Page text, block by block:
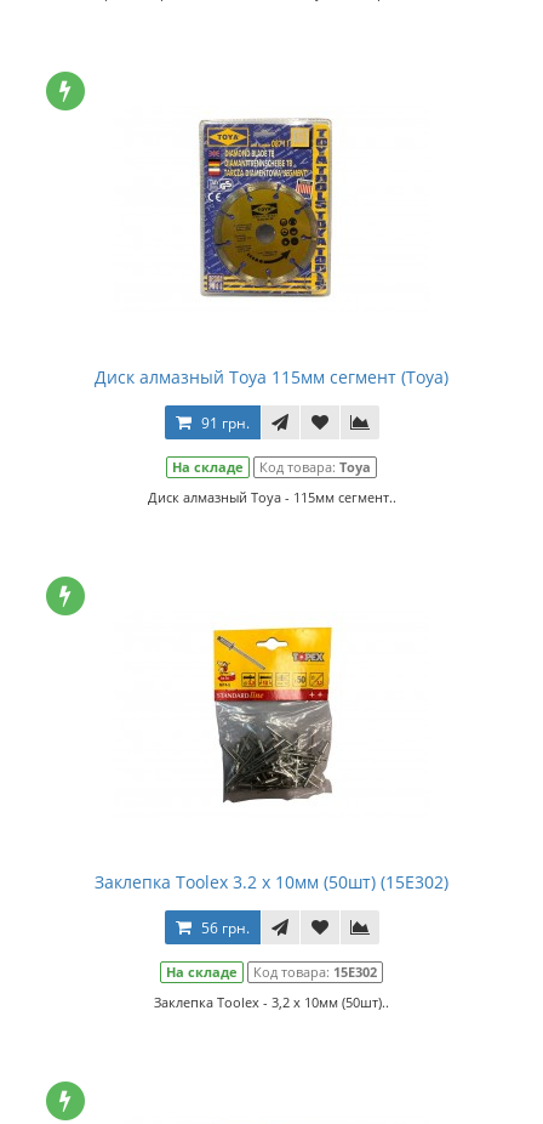
Диск алмазный Toya 115мм сегмент (Toya)
91 грн.
На складе Код товара: Toya
Диск алмазный Toya - 115мм сегмент..
Заклепка Toolex 3.2 x 10мм (50шт) (15E302)
56 грн.
На складе Код товара: 15E302
Заклепка Toolex - 3,2 x 10мм (50шт)..